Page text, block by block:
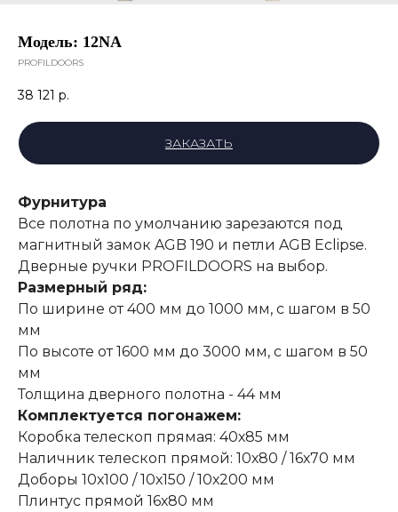
Модель: 12NA
PROFILDOORS
38 121 р.
ЗАКАЗАТЬ
Фурнитура
Все полотна по умолчанию зарезаются под
магнитный замок AGB 190 и петли AGB Eclipse.
Дверные ручки PROFILDOORS на выбор.
Размерный ряд:
По ширине от 400 мм до 1000 мм, с шагом в 50
мм
По высоте от 1600 мм до 3000 мм, с шагом в 50
мм
Толщина дверного полотна - 44 мм
Комплектуется погонажем:
Коробка телескоп прямая: 40х85 мм
Наличник телескоп прямой: 10х80 / 16х70 мм
Доборы 10х100 / 10х150 / 10х200 мм
Плинтус прямой 16х80 мм